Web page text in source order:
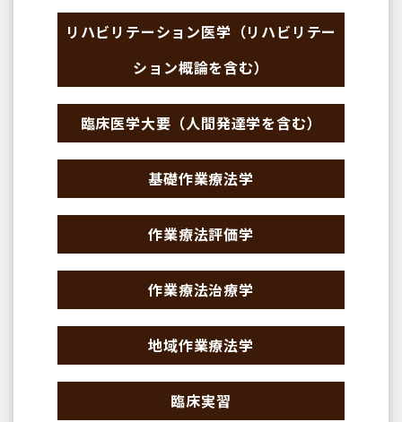
リハビリテーション医学（リハビリテー
ション概論を含む）
臨床医学大要（人間発達学を含む）
基礎作業療法学
作業療法評価学
作業療法治療学
地域作業療法学
臨床実習